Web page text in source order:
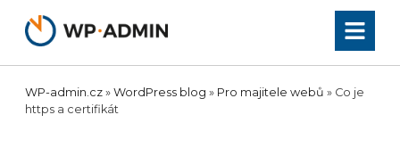
obsah
WP-admin.cz » WordPress blog » Pro majitele webů » Co je
https a certifikát